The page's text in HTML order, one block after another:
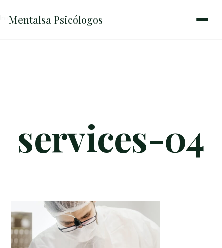
Inicio → services-04
Mentalsa Psicólogos
services-04